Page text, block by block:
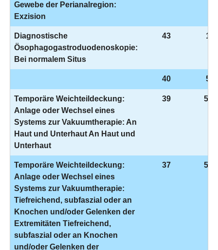
Gewebe der Perianalregion:
Exzision
Diagnostische
Ösophagogastroduodenoskopie:
Bei normalem Situs
43 1-
40 5-
Temporäre Weichteildeckung:
Anlage oder Wechsel eines
Systems zur Vakuumtherapie: An
Haut und Unterhaut An Haut und
Unterhaut
39 5-
Temporäre Weichteildeckung:
Anlage oder Wechsel eines
Systems zur Vakuumtherapie:
Tiefreichend, subfaszial oder an
Knochen und/oder Gelenken der
Extremitäten Tiefreichend,
subfaszial oder an Knochen
und/oder Gelenken der
37 5-